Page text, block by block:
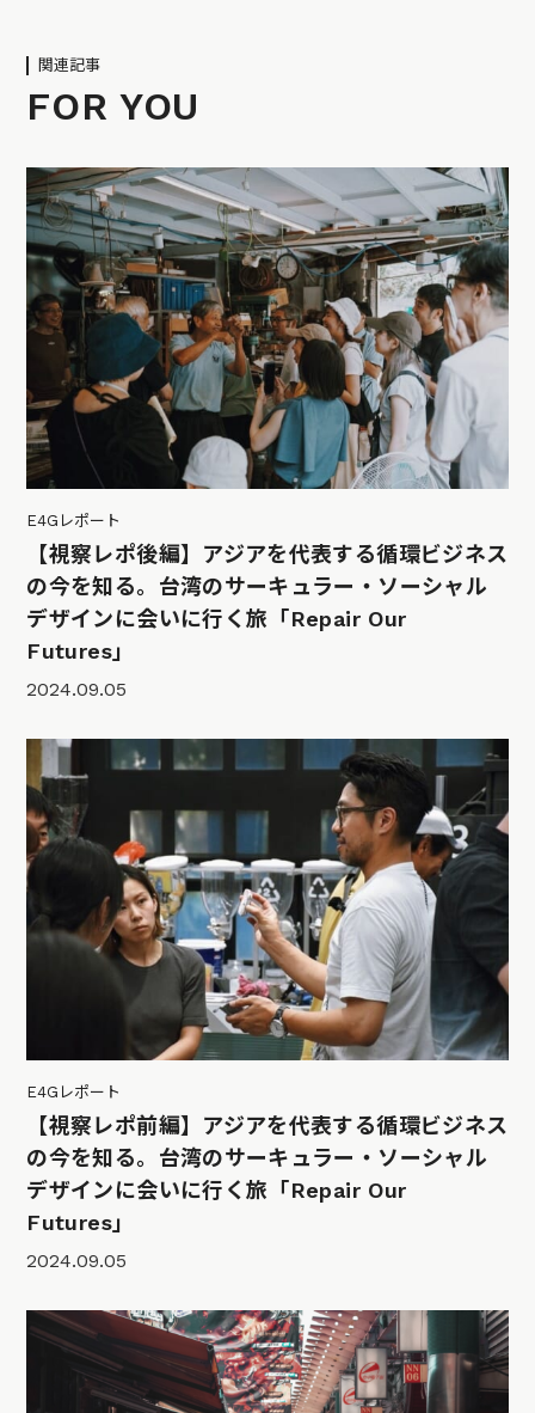
関連記事
FOR YOU
E4Gレポート
【視察レポ後編】アジアを代表する循環ビジネス
の今を知る。台湾のサーキュラー・ソーシャル
デザインに会いに行く旅「Repair Our
Futures」
2024.09.05
E4Gレポート
【視察レポ前編】アジアを代表する循環ビジネス
の今を知る。台湾のサーキュラー・ソーシャル
デザインに会いに行く旅「Repair Our
Futures」
2024.09.05